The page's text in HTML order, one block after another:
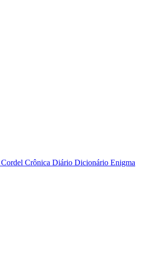
Cordel Crônica Diário Dicionário Enigma